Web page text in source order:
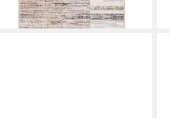
lieferbar - in 6-7 Werktagen bei dir